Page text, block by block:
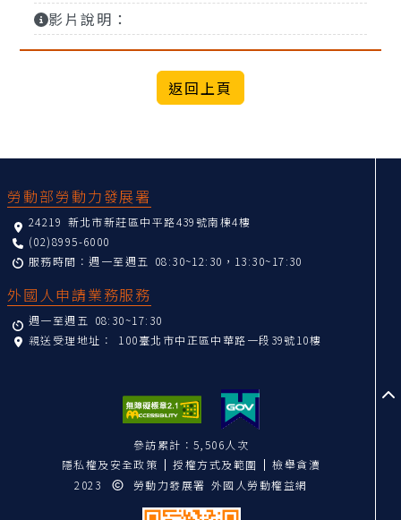
影片說明：
勞動部勞動力發展署
24219 新北市新莊區中平路439號南棟4樓
(02)8995-6000
服務時間：週一至週五 08:30~12:30，13:30~17:30
外國人申請業務服務
週一至週五 08:30~17:30
親送受理地址： 100臺北市中正區中華路一段39號10樓
參訪累計：5,506人次
隱私權及安全政策
授權方式及範圍
檢舉貪瀆
2023
勞動力發展署 外國人勞動權益網
至